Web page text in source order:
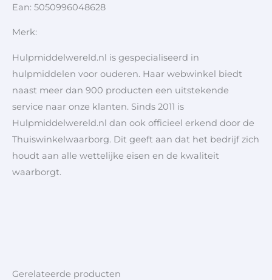
Ean: 5050996048628
Merk:
Hulpmiddelwereld.nl is gespecialiseerd in
hulpmiddelen voor ouderen. Haar webwinkel biedt
naast meer dan 900 producten een uitstekende
service naar onze klanten. Sinds 2011 is
Hulpmiddelwereld.nl dan ook officieel erkend door de
Thuiswinkelwaarborg. Dit geeft aan dat het bedrijf zich
houdt aan alle wettelijke eisen en de kwaliteit
waarborgt.
Gerelateerde producten